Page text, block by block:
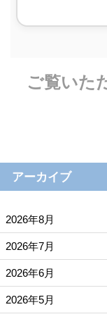
ご覧いた
アーカイブ
2026年8月
2026年7月
2026年6月
2026年5月